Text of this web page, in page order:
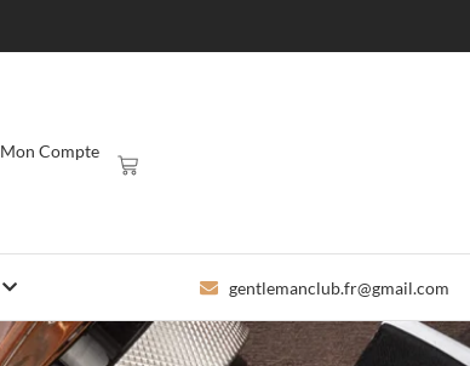
Mon Compte
gentlemanclub.fr@gmail.com